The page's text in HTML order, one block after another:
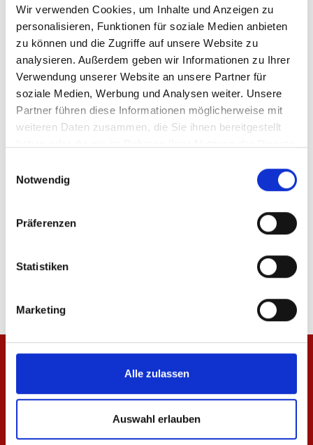
Wir verwenden Cookies, um Inhalte und Anzeigen zu
personalisieren, Funktionen für soziale Medien anbieten
zu können und die Zugriffe auf unsere Website zu
analysieren. Außerdem geben wir Informationen zu Ihrer
Verwendung unserer Website an unsere Partner für
soziale Medien, Werbung und Analysen weiter. Unsere
Partner führen diese Informationen möglicherweise mit
weiteren Daten zusammen, die Sie ihnen bereitgestellt
Notwendig
Präferenzen
Statistiken
Marketing
Alle zulassen
Auswahl erlauben
IN DEN WARENKORB
Produktdetails
ÄHNLICHE PRODUKTE
69,95 €